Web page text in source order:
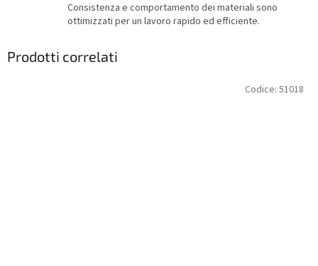
Consistenza e comportamento dei materiali sono
ottimizzati per un lavoro rapido ed efficiente.
Prodotti correlati
Codice: 51018